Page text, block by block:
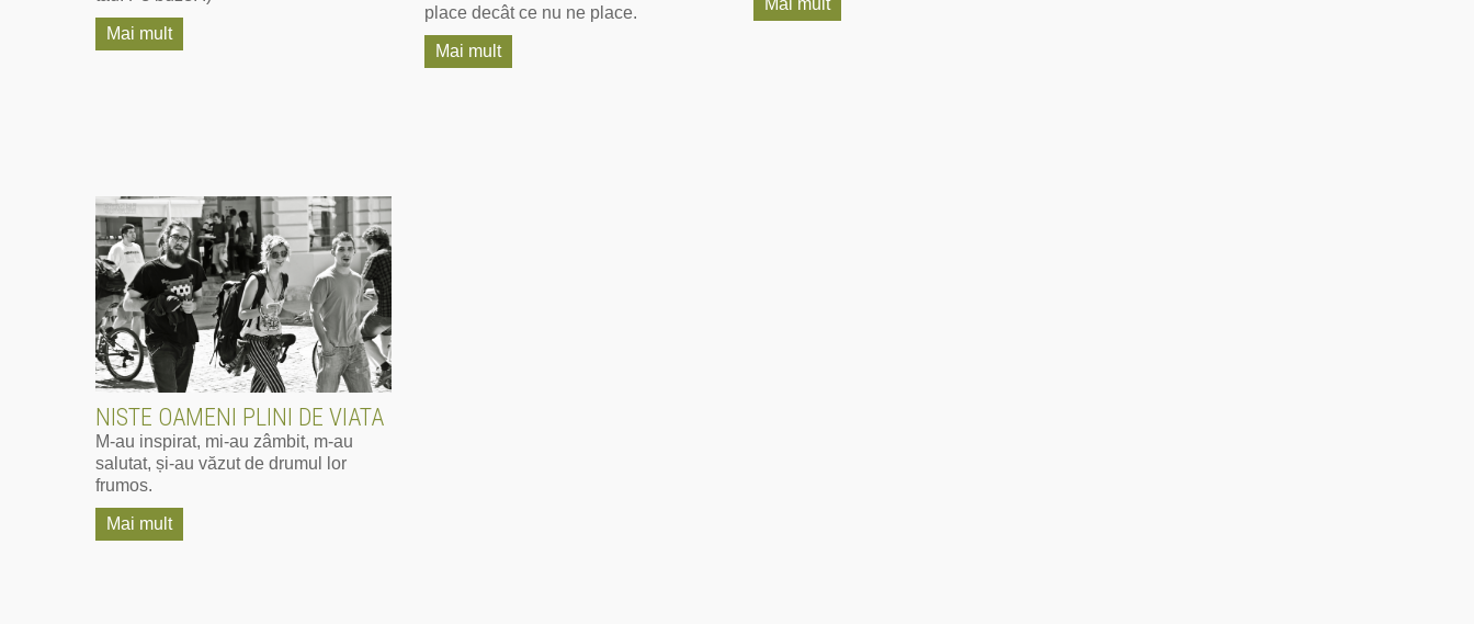
Mai mult
place decât ce nu ne place.
Mai mult
NISTE OAMENI PLINI DE VIATA
M-au inspirat, mi-au zâmbit, m-au
salutat, și-au văzut de drumul lor
frumos.
Mai mult